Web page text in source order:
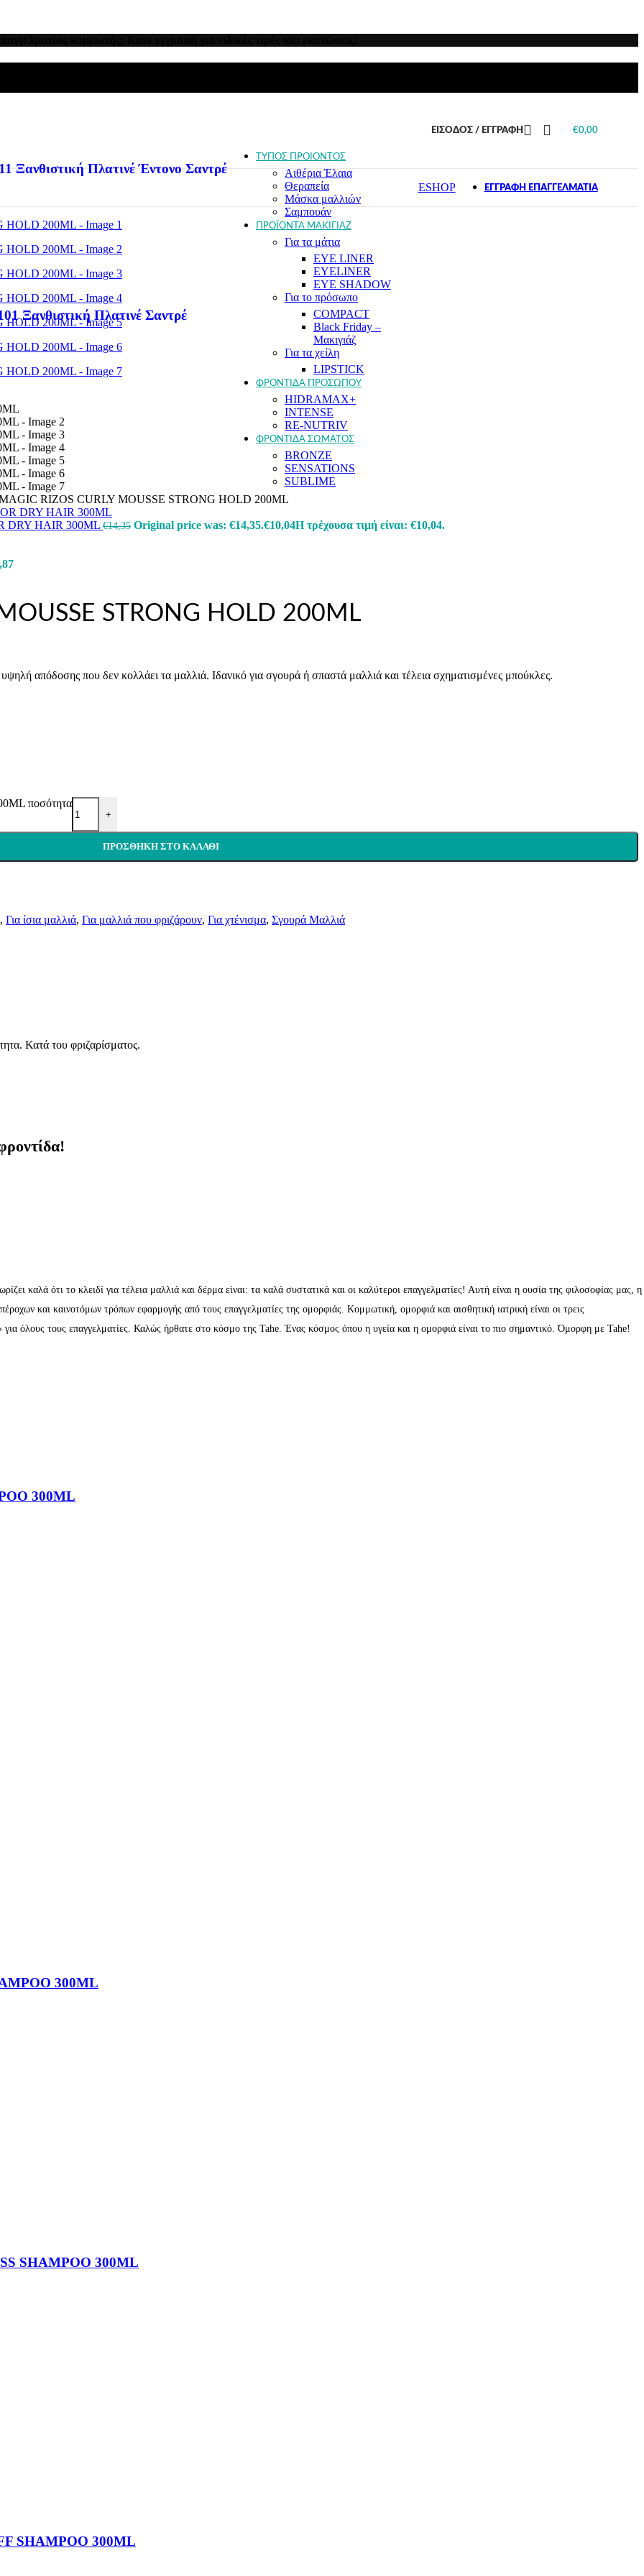
ΕΊΣΟΔΟΣ / ΕΓΓΡΑΦΉ €0,00
Πλατινέ Έντονο Σαντρέ
Ξανθιστική Πλατινέ Σαντρέ
Λεπτά μαλλιά
Ντεκαπαρισμένα μαλλιά
ΤΥΠΟΣ ΠΡΟΙΟΝΤΟΣ
Αιθέρια Έλαια
Θεραπεία
Μάσκα μαλλιών
Σαμπουάν
ΠΡΟΪΟΝΤΑ ΜΑΚΙΓΙΑΖ
Για τα μάτια
EYE LINER
EYELINER
EYE SHADOW
Για το πρόσωπο
COMPACT
Black Friday –
Μακιγιάζ
Για τα χείλη
LIPSTICK
ΦΡΟΝΤΙΔΑ ΠΡΟΣΩΠΟΥ
HIDRAMAX+
INTENSE
RE-NUTRIV
ΦΡΟΝΤΙΔΑ ΣΩΜΑΤΟΣ
BRONZE
SENSATIONS
SUBLIME
ESHOP ΕΓΓΡΑΦΗ ΕΠΑΓΓΕΛΜΑΤΙΑ
RIZOS CURLY MOUSSE STRONG HOLD 200ML
DRY HAIR 300ML €14,35 Original price was: €14,35.€10,04Η τρέχουσα τιμή είναι: €10,04.
STRONG HOLD 200ML
απόδοσης που δεν κολλάει τα μαλλιά. Ιδανικό για σγουρά ή σπαστά μαλλιά και τέλεια σχηματισμένες μπούκλες.
ποσότητα
+
ΠΡΟΣΘΉΚΗ ΣΤΟ ΚΑΛΆΘΙ
, Για ίσια μαλλιά, Για μαλλιά που φριζάρουν, Για χτένισμα, Σγουρά Μαλλιά
Κατά του φριζαρίσματος.
καλά ότι το κλειδί για τέλεια μαλλιά και δέρμα είναι: τα καλά συστατικά και οι καλύτεροι επαγγελματίες! Αυτή είναι η ουσία της φιλοσοφίας μας, η
και καινοτόμων τρόπων εφαρμογής από τους επαγγελματίες της ομορφιάς. Κομμωτική, ομορφιά και αισθητική ιατρική είναι οι τρεις
για όλους τους επαγγελματίες. Καλώς ήρθατε στο κόσμο της Tahe. Ένας κόσμος όπου η υγεία και η ομορφιά είναι το πιο σημαντικό. Όμορφη με Tahe!
300ML
300ML
SHAMPOO 300ML
SHAMPOO 300ML